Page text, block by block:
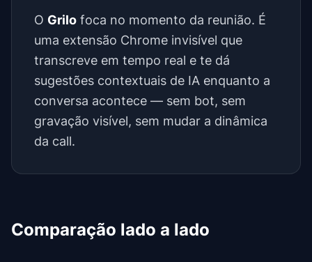
O Grilo foca no momento da reunião. É
uma extensão Chrome invisível que
transcreve em tempo real e te dá
sugestões contextuais de IA enquanto a
conversa acontece — sem bot, sem
gravação visível, sem mudar a dinâmica
da call.
Comparação lado a lado